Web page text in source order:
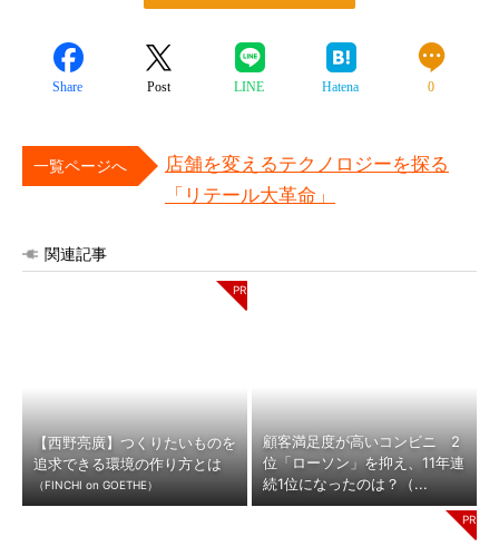
Share Post LINE Hatena 0
一覧ページへ
店舗を変えるテクノロジーを探る
「リテール大革命」
関連記事
【西野亮廣】つくりたいものを
追求できる環境の作り方とは
（FINCHI on GOETHE）
顧客満足度が高いコンビニ 2
位「ローソン」を抑え、11年連
続1位になったのは？（...